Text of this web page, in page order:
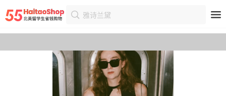
雅诗兰黛
首页 优惠 优惠详情